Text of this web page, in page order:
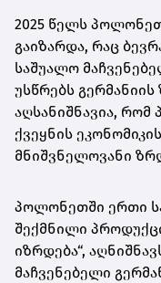
2025 წელს
გაიზარდა, რაც
საშუალო
უსწრებს გერმანიის
აღსანიშნავია, რომ
ქვეყნის
მნიშვნელოვანი
პოლონეთში ერთი
შექმნილი
იზრდება“,
მაჩვენებელი